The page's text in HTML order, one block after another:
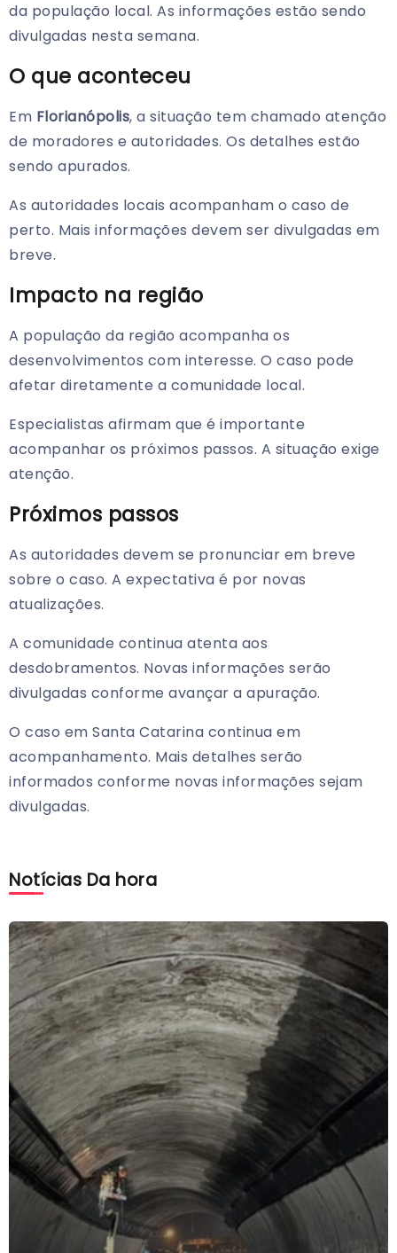
da população local. As informações estão sendo
divulgadas nesta semana.
O que aconteceu
Em Florianópolis, a situação tem chamado atenção
de moradores e autoridades. Os detalhes estão
sendo apurados.
As autoridades locais acompanham o caso de
perto. Mais informações devem ser divulgadas em
breve.
Impacto na região
A população da região acompanha os
desenvolvimentos com interesse. O caso pode
afetar diretamente a comunidade local.
Especialistas afirmam que é importante
acompanhar os próximos passos. A situação exige
atenção.
Próximos passos
As autoridades devem se pronunciar em breve
sobre o caso. A expectativa é por novas
atualizações.
A comunidade continua atenta aos
desdobramentos. Novas informações serão
divulgadas conforme avançar a apuração.
O caso em Santa Catarina continua em
acompanhamento. Mais detalhes serão
informados conforme novas informações sejam
divulgadas.
Notícias Da hora